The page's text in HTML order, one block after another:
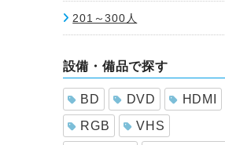
201～300人
設備・備品で探す
BD DVD
HDMI
RGB
VHS